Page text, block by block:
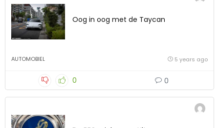
Oog in oog met de Taycan
AUTOMOBIEL 5 years ago
0 0